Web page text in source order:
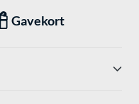
Gavekort